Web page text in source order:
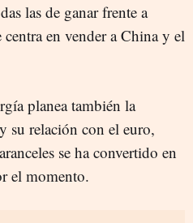
las de ganar frente a
centra en vender a China y el
planea también la
su relación con el euro,
se ha convertido en
el momento.